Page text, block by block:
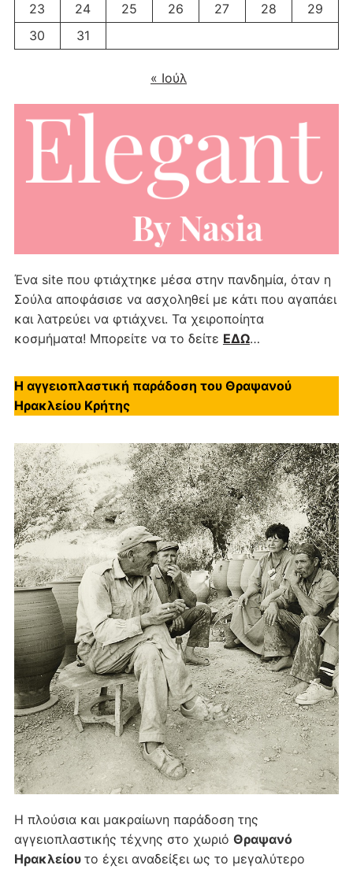
23
24 25 26 27 28
29
30
31
« Ιούλ
Ένα site που φτιάχτηκε μέσα στην πανδημία, όταν η
Σούλα αποφάσισε να ασχοληθεί με κάτι που αγαπάει
και λατρεύει να φτιάχνει. Τα χειροποίητα
κοσμήματα! Μπορείτε να το δείτε ΕΔΩ…
Η αγγειοπλαστική παράδοση του Θραψανού
Ηρακλείου Κρήτης
Η πλούσια και μακραίωνη παράδοση της
αγγειοπλαστικής τέχνης στο χωριό Θραψανό
Ηρακλείου το έχει αναδείξει ως το μεγαλύτερο